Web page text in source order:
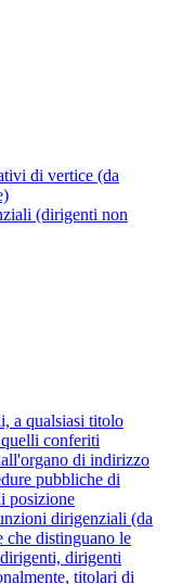
di vertice (da
(dirigenti non
a qualsiasi titolo
conferiti
di indirizzo
pubbliche di
posizione
dirigenziali (da
che distinguano le
dirigenti
titolari di